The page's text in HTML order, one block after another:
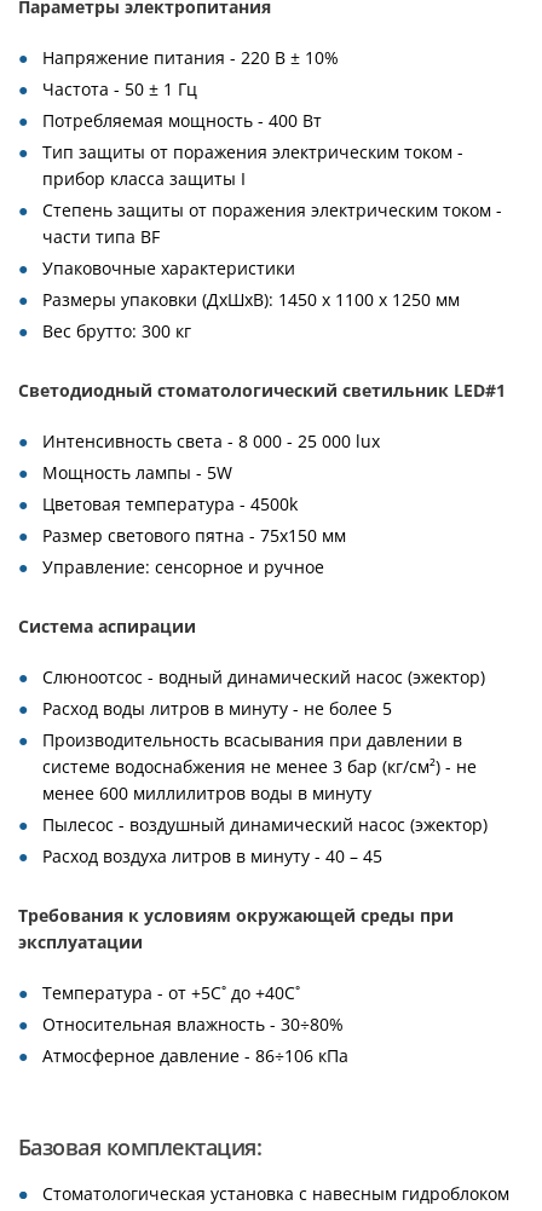
Параметры электропитания
Напряжение питания - 220 В ± 10%
Частота - 50 ± 1 Гц
Потребляемая мощность - 400 Вт
Тип защиты от поражения электрическим током -
прибор класса защиты I
Степень защиты от поражения электрическим током -
части типа BF
Упаковочные характеристики
Размеры упаковки (ДхШхВ): 1450 x 1100 x 1250 мм
Вес брутто: 300 кг
Светодиодный стоматологический светильник LED#1
Интенсивность света - 8 000 - 25 000 lux
Мощность лампы - 5W
Цветовая температура - 4500k
Размер светового пятна - 75x150 мм
Управление: сенсорное и ручное
Система аспирации
Слюноотсос - водный динамический насос (эжектор)
Расход воды литров в минуту - не более 5
Производительность всасывания при давлении в
системе водоснабжения не менее 3 бар (кг/см²) - не
менее 600 миллилитров воды в минуту
Пылесос - воздушный динамический насос (эжектор)
Расход воздуха литров в минуту - 40 – 45
Требования к условиям окружающей среды при
эксплуатации
Температура - от +5С˚ до +40С˚
Относительная влажность - 30÷80%
Атмосферное давление - 86÷106 кПа
Базовая комплектация:
Стоматологическая установка с навесным гидроблоком